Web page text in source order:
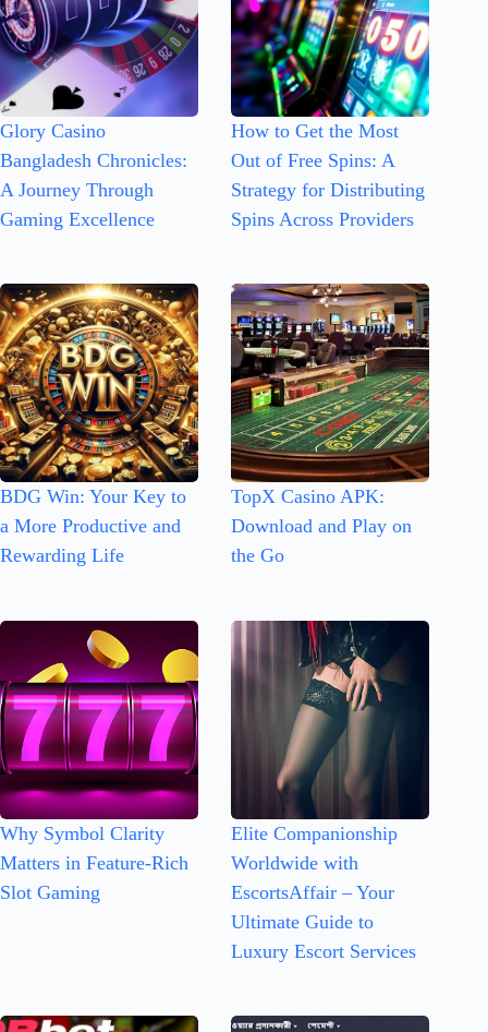
Glory Casino
Bangladesh Chronicles:
A Journey Through
Gaming Excellence
How to Get the Most
Out of Free Spins: A
Strategy for Distributing
Spins Across Providers
BDG Win: Your Key to
a More Productive and
Rewarding Life
TopX Casino APK:
Download and Play on
the Go
Why Symbol Clarity
Matters in Feature-Rich
Slot Gaming
Elite Companionship
Worldwide with
EscortsAffair – Your
Ultimate Guide to
Luxury Escort Services